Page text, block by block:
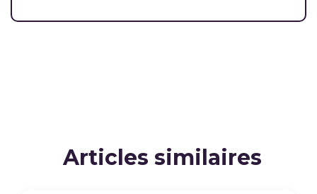
Articles similaires